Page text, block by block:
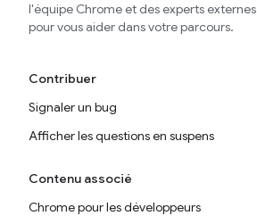
l'équipe Chrome et des experts externes
pour vous aider dans votre parcours.
Contribuer
Signaler un bug
Afficher les questions en suspens
Contenu associé
Chrome pour les développeurs